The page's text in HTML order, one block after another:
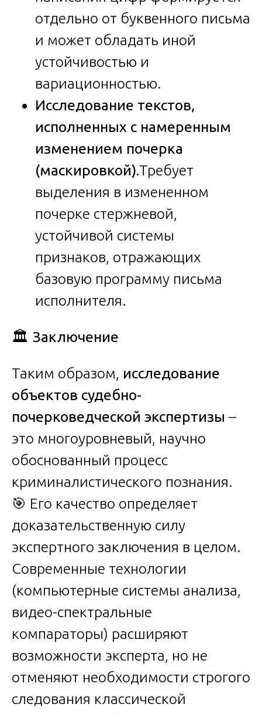
отдельно от буквенного письма
и может обладать иной
устойчивостью и
вариационностью.
Исследование текстов,
исполненных с намеренным
изменением почерка
(маскировкой).Требует
выделения в измененном
почерке стержневой,
устойчивой системы
признаков, отражающих
базовую программу письма
исполнителя.
🏛 ️ Заключение
Таким образом, исследование
объектов судебно-
почерковедческой экспертизы –
это многоуровневый, научно
обоснованный процесс
криминалистического познания.
🎯 Его качество определяет
доказательственную силу
экспертного заключения в целом.
Современные технологии
(компьютерные системы анализа,
видео-спектральные
компараторы) расширяют
возможности эксперта, но не
отменяют необходимости строгого
следования классической